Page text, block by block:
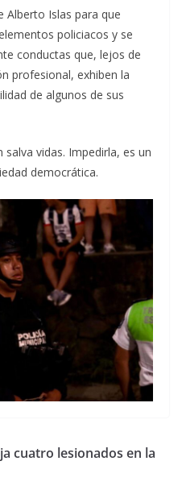
Alberto Islas para que
policiacos y se
conductas que, lejos de
profesional, exhiben la
de algunos de sus
vidas. Impedirla, es un
democrática.
cuatro lesionados en la